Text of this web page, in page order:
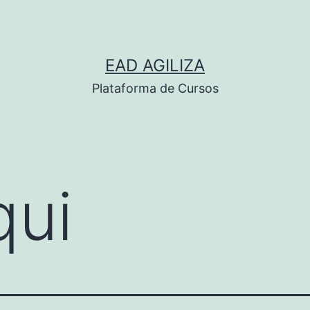
EAD AGILIZA
Plataforma de Cursos